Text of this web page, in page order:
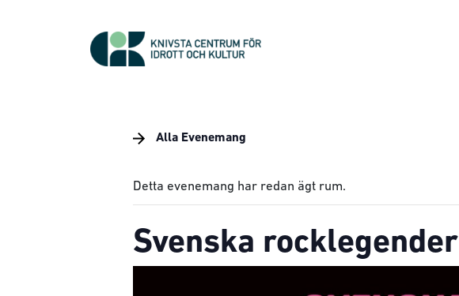
Alla Evenemang
Detta evenemang har redan ägt rum.
Svenska rocklegender